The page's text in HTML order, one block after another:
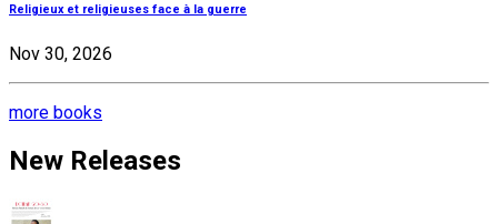
Religieux et religieuses face à la guerre
Nov 30, 2026
more books
New Releases